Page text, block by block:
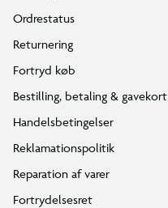
Ordrestatus
Returnering
Fortryd køb
Bestilling, betaling & gavekort
Handelsbetingelser
Reklamationspolitik
Reparation af varer
Fortrydelsesret